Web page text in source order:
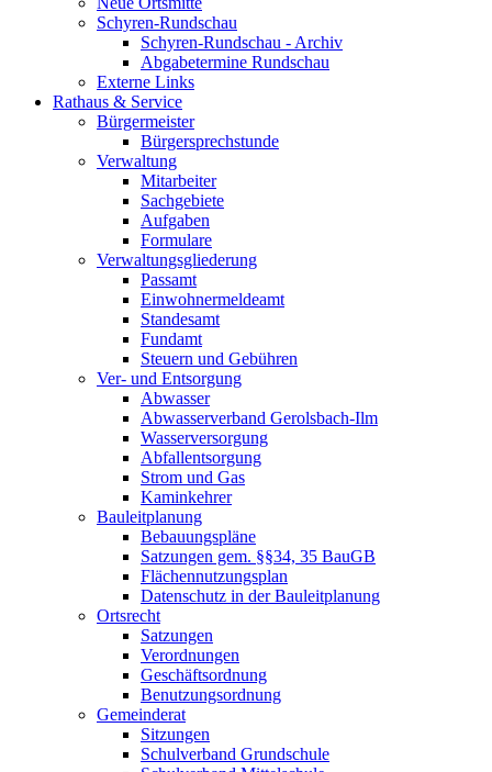
Schyren-Rundschau
Schyren-Rundschau - Archiv
Abgabetermine Rundschau
Externe Links
Rathaus & Service
Bürgermeister
Bürgersprechstunde
Verwaltung
Mitarbeiter
Sachgebiete
Aufgaben
Formulare
Verwaltungsgliederung
Passamt
Einwohnermeldeamt
Standesamt
Fundamt
Steuern und Gebühren
Ver- und Entsorgung
Abwasser
Abwasserverband Gerolsbach-Ilm
Wasserversorgung
Abfallentsorgung
Strom und Gas
Kaminkehrer
Bauleitplanung
Bebauungspläne
Satzungen gem. §§34, 35 BauGB
Flächennutzungsplan
Datenschutz in der Bauleitplanung
Ortsrecht
Satzungen
Verordnungen
Geschäftsordnung
Benutzungsordnung
Gemeinderat
Sitzungen
Schulverband Grundschule